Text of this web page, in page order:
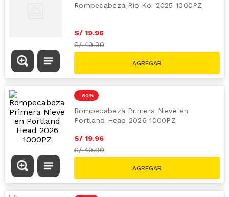
Rompecabeza Río Koi 2025 1000PZ
S/ 19.96
S/49.90
-60 %
Rompecabeza Primera Nieve en
Portland Head 2026 1000PZ
S/ 19.96
S/49.90